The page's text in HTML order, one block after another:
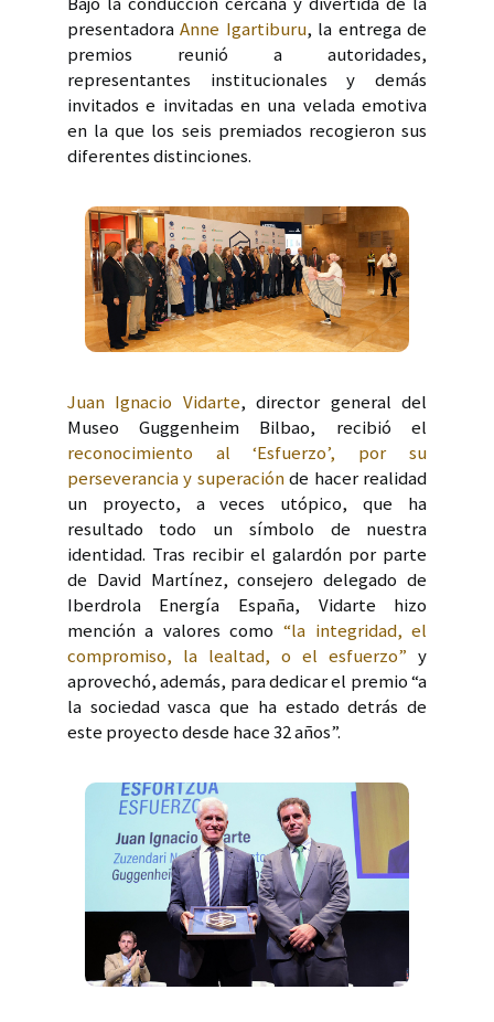
presentadoraAnne Igartiburu, la entrega de
premios reunió a autoridades,
representantes institucionales y demás
invitados e invitadas en una velada emotiva
en la que los seis premiados recogieron sus
diferentes distinciones.
Juan Ignacio Vidarte, director general del
Museo Guggenheim Bilbao, recibió el
reconocimiento al ‘Esfuerzo’, por su
perseverancia y superaciónde hacer realidad
un proyecto, a veces utópico, que ha
resultado todo un símbolo de nuestra
identidad. Tras recibir el galardón por parte
de David Martínez, consejero delegado de
Iberdrola Energía España, Vidarte hizo
mención a valores como“la integridad, el
compromiso, la lealtad, o el esfuerzo” y
aprovechó, además, para dedicar el premio “a
la sociedad vasca que ha estado detrás de
este proyecto desde hace 32 años”.